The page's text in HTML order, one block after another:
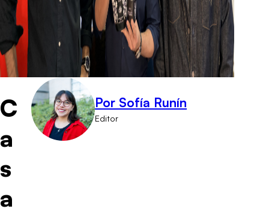
C
a
s
a
Por Sofía Runín
Editor